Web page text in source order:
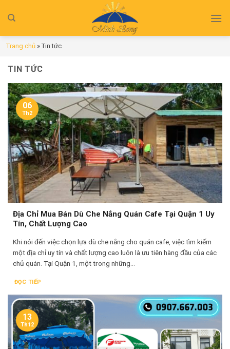
Trang chủ »Tin tức
TIN TỨC
Địa Chỉ Mua Bán Dù Che Nắng Quán Cafe Tại Quận 1 Uy
Tín, Chất Lượng Cao
Khi nói đến việc chọn lựa dù che nắng cho quán cafe, việc tìm kiếm
một địa chỉ uy tín và chất lượng cao luôn là ưu tiên hàng đầu của các
chủ quán. Tại Quận 1, một trong những...
ĐỌC TIẾP
06
Th2
13
Th12